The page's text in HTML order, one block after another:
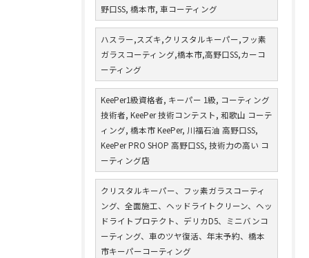
野口SS, 橋本市, 車コーティング
ハスラー,スズキ,クリスタルキーパー,フッ素
ガラスコーティング,橋本市,高野口SS,カーコ
ーティング
KeePer1級資格者, キーパー 1級, コーティング
技術者, KeePer 技術コンテスト, 和歌山 コーテ
ィング, 橋本市 KeePer, 川福石油 高野口SS,
KeePer PRO SHOP 高野口SS, 技術力の高い コ
ーティング店
クリスタルキーパー、フッ素ガラスコーティ
ング、全面施工、ヘッドライトクリーン、ヘッ
ドライトプロテクト、デリカD5、ミニバンコ
ーティング、車のツヤ復活、年末予約、橋本
市キーパーコーティング